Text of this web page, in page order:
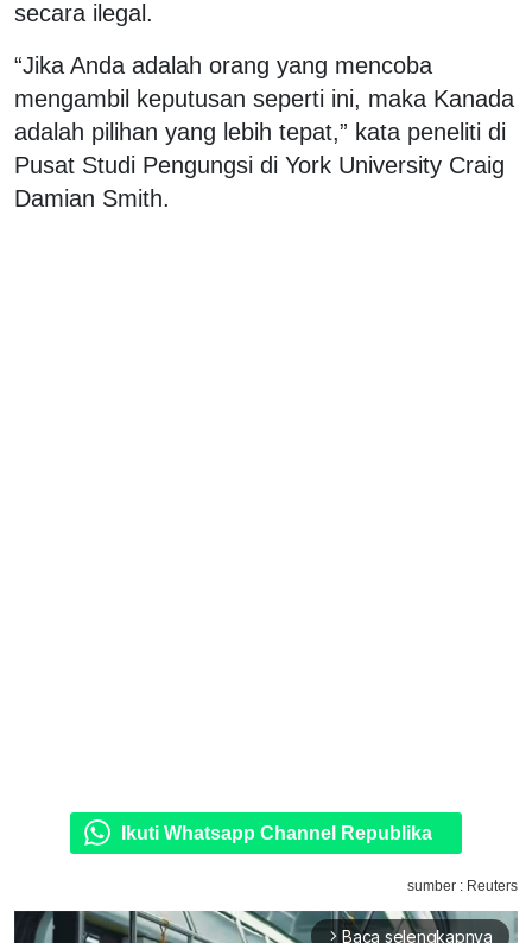
secara ilegal.
“Jika Anda adalah orang yang mencoba
mengambil keputusan seperti ini, maka Kanada
adalah pilihan yang lebih tepat,” kata peneliti di
Pusat Studi Pengungsi di York University Craig
Damian Smith.
Ikuti Whatsapp Channel Republika
sumber : Reuters
arrow_forward_ios Baca selengkapnya